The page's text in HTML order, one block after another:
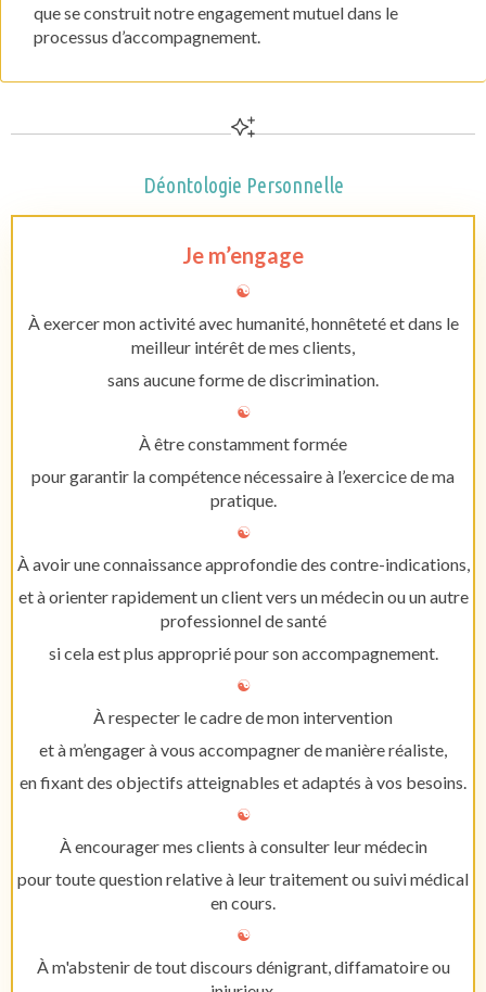
que se construit notre engagement mutuel dans le
processus d’accompagnement.
Déontologie Personnelle
Je m’engage
☯︎
À exercer mon activité avec humanité, honnêteté et dans le
meilleur intérêt de mes clients,
sans aucune forme de discrimination.
☯︎
À être constamment formée
pour garantir la compétence nécessaire à l’exercice de ma
pratique.
☯︎
À avoir une connaissance approfondie des contre-indications,
et à orienter rapidement un client vers un médecin ou un autre
professionnel de santé
si cela est plus approprié pour son accompagnement.
☯︎
À respecter le cadre de mon intervention
et à m’engager à vous accompagner de manière réaliste,
en fixant des objectifs atteignables et adaptés à vos besoins.
☯︎
À encourager mes clients à consulter leur médecin
pour toute question relative à leur traitement ou suivi médical
en cours.
☯︎
À m'abstenir de tout discours dénigrant, diffamatoire ou